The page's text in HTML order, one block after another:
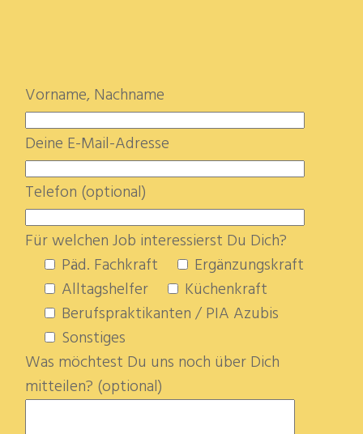
Vorname, Nachname
Deine E-Mail-Adresse
Telefon (optional)
Für welchen Job interessierst Du Dich?
Päd. Fachkraft
Ergänzungskraft
Alltagshelfer
Küchenkraft
Berufspraktikanten / PIA Azubis
Sonstiges
Was möchtest Du uns noch über Dich
mitteilen? (optional)